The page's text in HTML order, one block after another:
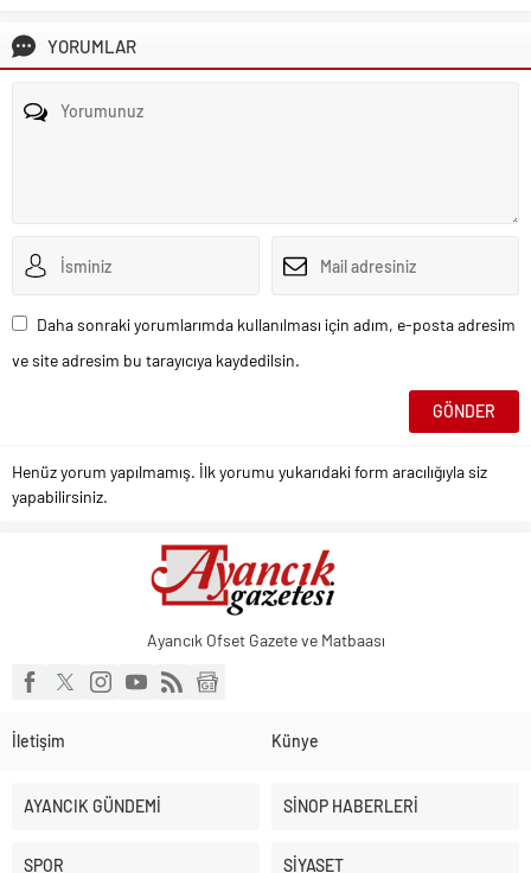
YORUMLAR
Daha sonraki yorumlarımda kullanılması için adım, e-posta adresim
ve site adresim bu tarayıcıya kaydedilsin.
Henüz yorum yapılmamış. İlk yorumu yukarıdaki form aracılığıyla siz
yapabilirsiniz.
Ayancık Ofset Gazete ve Matbaası
İletişim Künye
AYANCIK GÜNDEMİ SİNOP HABERLERİ
SPOR SİYASET